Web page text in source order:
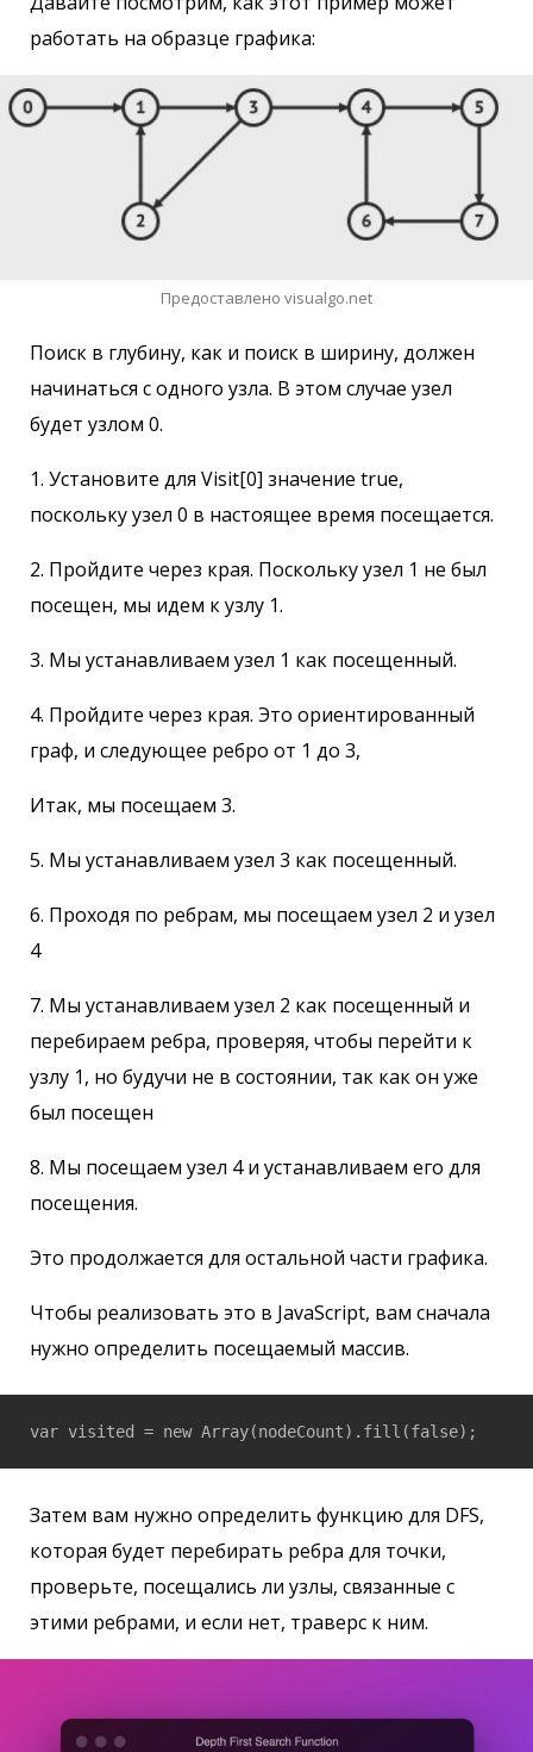
работать на образце графика:
Предоставлено visualgo.net
Поиск в глубину, как и поиск в ширину, должен
начинаться с одного узла. В этом случае узел
будет узлом 0.
1. Установите для Visit[0] значение true,
поскольку узел 0 в настоящее время посещается.
2. Пройдите через края. Поскольку узел 1 не был
посещен, мы идем к узлу 1.
3. Мы устанавливаем узел 1 как посещенный.
4. Пройдите через края. Это ориентированный
граф, и следующее ребро от 1 до 3,
Итак, мы посещаем 3.
5. Мы устанавливаем узел 3 как посещенный.
6. Проходя по ребрам, мы посещаем узел 2 и узел
4
7. Мы устанавливаем узел 2 как посещенный и
перебираем ребра, проверяя, чтобы перейти к
узлу 1, но будучи не в состоянии, так как он уже
был посещен
8. Мы посещаем узел 4 и устанавливаем его для
посещения.
Это продолжается для остальной части графика.
Чтобы реализовать это в JavaScript, вам сначала
нужно определить посещаемый массив.
var visited = new Array(nodeCount).fill(false);
Затем вам нужно определить функцию для DFS,
которая будет перебирать ребра для точки,
проверьте, посещались ли узлы, связанные с
этими ребрами, и если нет, траверс к ним.